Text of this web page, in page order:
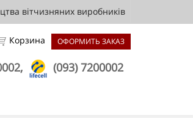
вітчизняних виробників
ОФОРМИТЬ ЗАКАЗ
Корзина
(093) 7200002